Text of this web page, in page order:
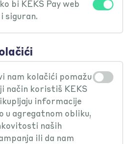
KEKS Pay?
i ponovno instaliraš
računi i povijest
će ti ponovno biti
čuvaju KEKS Pay
(PDF račune)
dvije godine i one su
dostupne, a
osobne
bi KEKS Pay web
siguran.
nam kolačići pomažu
način koristiš KEKS
informacije
u agregatnom obliku,
naših
ili da nam